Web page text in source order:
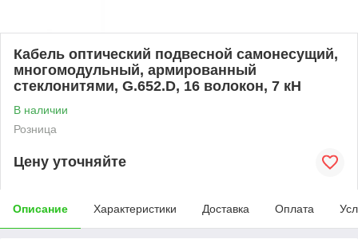
Кабель оптический подвесной самонесущий,
многомодульный, армированный
стеклонитями, G.652.D, 16 волокон, 7 кН
В наличии
Розница
Цену уточняйте
Описание Характеристики Доставка Оплата